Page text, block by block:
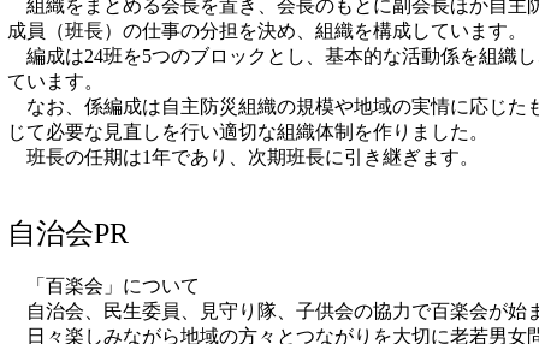
組織をまとめる会長を置き、会長のもとに副会長ほか自主
成員（班長）の仕事の分担を決め、組織を構成しています。
編成は24班を5つのブロックとし、基本的な活動係を組織
ています。
なお、係編成は自主防災組織の規模や地域の実情に応じた
じて必要な見直しを行い適切な組織体制を作りました。
班長の任期は1年であり、次期班長に引き継ぎます。
自治会PR
「百楽会」について
自治会、民生委員、見守り隊、子供会の協力で百楽会が始
日々楽しみながら地域の方々とつながりを大切に老若男女